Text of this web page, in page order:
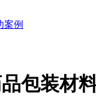
案例
包装材